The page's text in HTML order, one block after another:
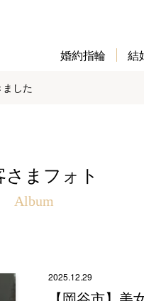
婚約指輪 結
ました
さまフォト
Album
2025.12.29